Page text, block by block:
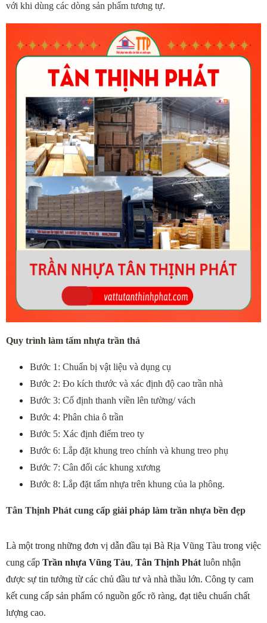
với khi dùng các dòng sản phẩm tương tự.
Quy trình làm tấm nhựa trần thả
Bước 1: Chuẩn bị vật liệu và dụng cụ
Bước 2: Đo kích thước và xác định độ cao trần nhà
Bước 3: Cố định thanh viền lên tường/ vách
Bước 4: Phân chia ô trần
Bước 5: Xác định điểm treo ty
Bước 6: Lắp đặt khung treo chính và khung treo phụ
Bước 7: Cân đối các khung xương
Bước 8: Lắp đặt tấm nhựa trên khung của la phông.
Tân Thịnh Phát cung cấp giải pháp làm trần nhựa bền đẹp
Là một trong những đơn vị dẫn đầu tại Bà Rịa Vũng Tàu trong việc
cung cấp Trần nhựa Vũng Tàu, Tân Thịnh Phát luôn nhận
được sự tin tưởng từ các chủ đầu tư và nhà thầu lớn. Công ty cam
kết cung cấp sản phẩm có nguồn gốc rõ ràng, đạt tiêu chuẩn chất
lượng cao.